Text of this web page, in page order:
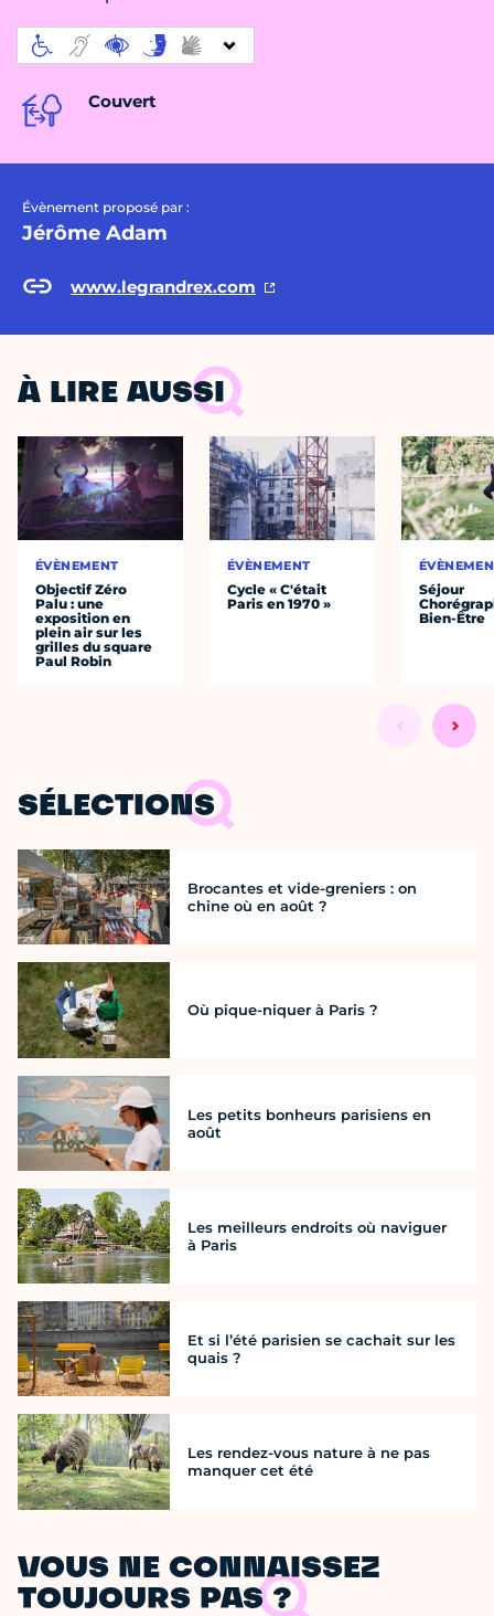
Couvert
Évènement proposé par :
Jérôme Adam
www.legrandrex.com
À LIRE AUSSI
ÉVÈNEMENT
Objectif Zéro
Palu : une
exposition en
plein air sur les
grilles du square
Paul Robin
ÉVÈNEMENT
Cycle « C'était
Paris en 1970 »
Séjour
Bien-Être
SÉLECTIONS
Brocantes et vide-greniers : on
chine où en août ?
Où pique-niquer à Paris ?
Les petits bonheurs parisiens en
août
Les meilleurs endroits où naviguer
à Paris
Et si l’été parisien se cachait sur les
quais ?
Les rendez-vous nature à ne pas
manquer cet été
VOUS NE CONNAISSEZ
TOUJOURS PAS ?